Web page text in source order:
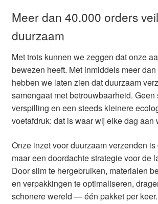
Meer dan 40.000 orders
duurzaam
Met trots kunnen we zeggen dat onze
bewezen heeft. Met inmiddels meer
hebben we laten zien dat duurzaam
samengaat met betrouwbaarheid. Geen
verspilling en een steeds kleinere
voetafdruk: dat is waar wij elke dag aan
Onze inzet voor duurzaam verzenden is
maar een doordachte strategie voor de
Door slim te hergebruiken, materialen
en verpakkingen te optimaliseren,
schonere wereld — één pakket per keer.